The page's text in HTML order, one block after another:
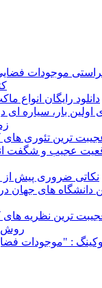
براستی موجودات
دانلود رایگان انواع
اولین بار، سیاره
ترین تئوری
نکاتی ضروری پیش از
دانشگاه های جهان
ترین نظریه